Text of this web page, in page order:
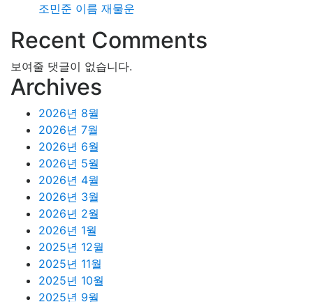
조민준 이름 재물운
Recent Comments
보여줄 댓글이 없습니다.
Archives
2026년 8월
2026년 7월
2026년 6월
2026년 5월
2026년 4월
2026년 3월
2026년 2월
2026년 1월
2025년 12월
2025년 11월
2025년 10월
2025년 9월